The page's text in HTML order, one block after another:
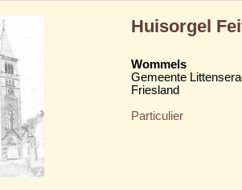
Huisorgel
Wommels
Gemeente
Friesland
Particulier